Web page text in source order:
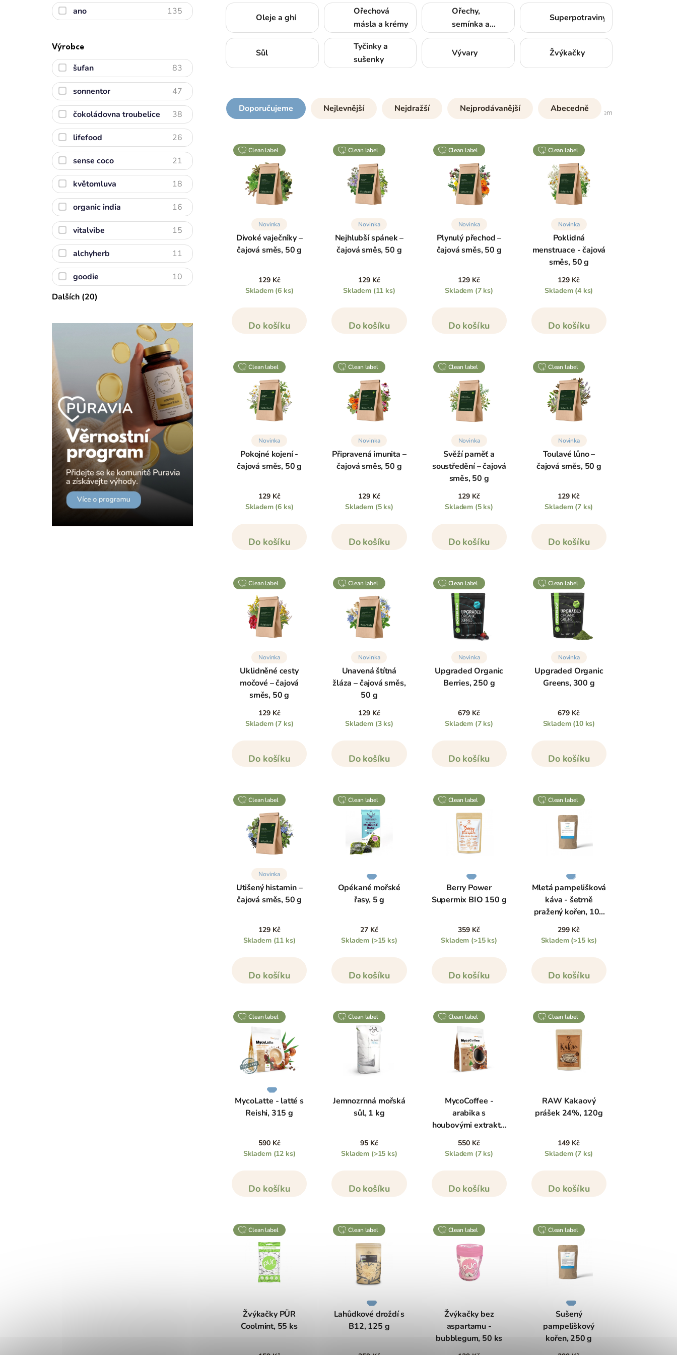
ano 135
Výrobce
šufan 83
sonnentor 47
čokoládovna troubelice 38
lifefood 26
sense coco 21
květomluva 18
organic india 16
vitalvibe 15
alchyherb 11
goodie
10
Dalších (20)
Oleje a ghí
Ořechová
másla a krémy
Ořechy,
semínka a
sušené ovoce
Superpotraviny
Sůl
Tyčinky a
sušenky
Vývary Žvýkačky
391položek celkem
Doporučujeme Nejlevnější Nejdražší Nejprodávanější Abecedně
clean label
Novinka
Divoké vaječníky –
čajová směs, 50 g
129 Kč
Skladem (6 ks)
Do košíku
clean label
Novinka
Nejhlubší spánek –
čajová směs, 50 g
129 Kč
Skladem (11 ks)
Do košíku
clean label
Novinka
Plynulý přechod –
čajová směs, 50 g
129 Kč
Skladem (7 ks)
Do košíku
clean label
Novinka
Poklidná
menstruace - čajová
směs, 50 g
129 Kč
Skladem (4 ks)
Do košíku
clean label
Novinka
Pokojné kojení -
čajová směs, 50 g
129 Kč
Skladem (6 ks)
Do košíku
clean label
Novinka
Připravená imunita –
čajová směs, 50 g
129 Kč
Skladem (5 ks)
Do košíku
clean label
Novinka
Svěží paměť a
soustředění – čajová
směs, 50 g
129 Kč
Skladem (5 ks)
Do košíku
clean label
Novinka
Toulavé lůno –
čajová směs, 50 g
129 Kč
Skladem (7 ks)
Do košíku
clean label
Novinka
Uklidněné cesty
močové – čajová
směs, 50 g
129 Kč
Skladem (7 ks)
Do košíku
clean label
Novinka
Unavená štítná
žláza – čajová směs,
50 g
129 Kč
Skladem (3 ks)
Do košíku
clean label
Novinka
Upgraded Organic
Berries, 250 g
679 Kč
Skladem (7 ks)
Do košíku
clean label
Novinka
Upgraded Organic
Greens, 300 g
679 Kč
Skladem (10 ks)
Do košíku
clean label
Novinka
Utišený histamin –
čajová směs, 50 g
129 Kč
Skladem (11 ks)
Do košíku
clean label
Opékané mořské
řasy, 5 g
27 Kč
Skladem (>15 ks)
Do košíku
clean label
Berry Power
Supermix BIO 150 g
359 Kč
Skladem (>15 ks)
Do košíku
clean label
Mletá pampelišková
káva - šetrně
pražený kořen, 100
299 Kč
Skladem (>15 ks)
Do košíku
clean label
MycoLatte - latté s
Reishi, 315 g
590 Kč
Skladem (12 ks)
Do košíku
clean label
Jemnozrnná mořská
sůl, 1 kg
95 Kč
Skladem (>15 ks)
Do košíku
clean label
MycoCoffee -
arabika s
houbovými extrakty,
550 Kč
Skladem (7 ks)
Do košíku
clean label
RAW Kakaový
prášek 24%, 120g
149 Kč
Skladem (7 ks)
Do košíku
clean label
Žvýkačky PÜR
Coolmint, 55 ks
clean label
Lahůdkové droždí s
B12, 125 g
clean label
Žvýkačky bez
aspartamu -
bubblegum, 50 ks
clean label
Sušený
pampeliškový
kořen, 250 g